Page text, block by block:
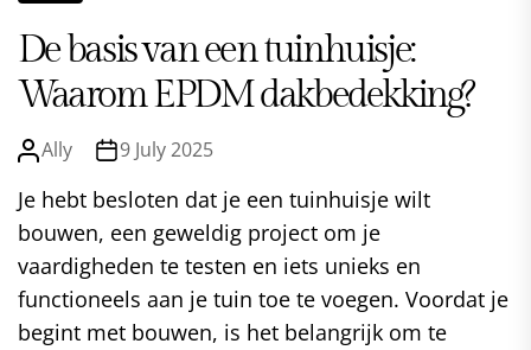
De basis van een tuinhuisje:
Waarom EPDM dakbedekking?
Ally 9 July 2025
Je hebt besloten dat je een tuinhuisje wilt
bouwen, een geweldig project om je
vaardigheden te testen en iets unieks en
functioneels aan je tuin toe te voegen. Voordat je
begint met bouwen, is het belangrijk om te